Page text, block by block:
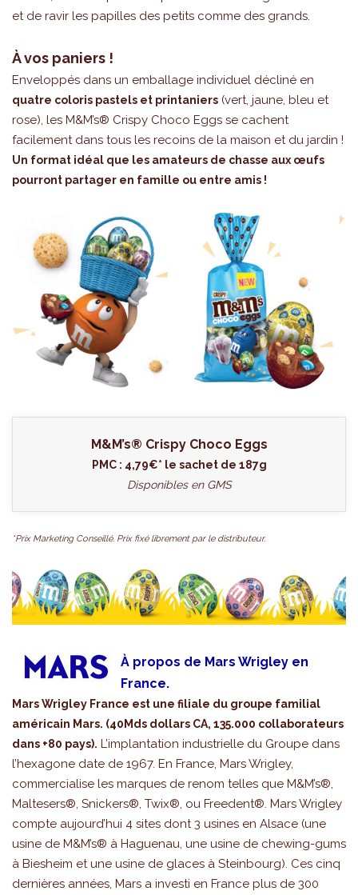
et de ravir les papilles des petits comme des grands.
À vos paniers !
Enveloppés dans un emballage individuel décliné en
quatre coloris pastels et printaniers (vert, jaune, bleu et
rose), les M&M’s® Crispy Choco Eggs se cachent
facilement dans tous les recoins de la maison et du jardin !
Un format idéal que les amateurs de chasse aux œufs
pourront partager en famille ou entre amis !
M&M’s® Crispy Choco Eggs
PMC : 4,79€* le sachet de 187g
Disponibles en GMS
*Prix Marketing Conseillé. Prix fixé librement par le distributeur.
À propos de Mars Wrigley en
France.
Mars Wrigley France est une filiale du groupe familial
américain Mars. (40Mds dollars CA, 135.000 collaborateurs
dans +80 pays). L’implantation industrielle du Groupe dans
l’hexagone date de 1967. En France, Mars Wrigley,
commercialise les marques de renom telles que M&M’s®,
Maltesers®, Snickers®, Twix®, ou Freedent®. Mars Wrigley
compte aujourd’hui 4 sites dont 3 usines en Alsace (une
usine de M&M’s® à Haguenau, une usine de chewing-gums
à Biesheim et une usine de glaces à Steinbourg). Ces cinq
dernières années, Mars a investi en France plus de 300